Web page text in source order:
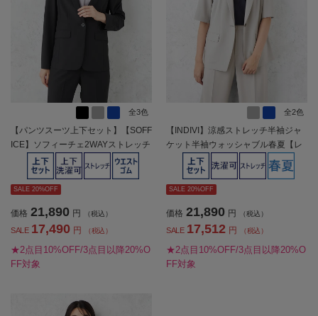
全3色
【パンツスーツ上下セット】【SOFF
ICE】ソフィーチェ2WAYストレッチ
ジャケットパンツセットストレッチ
セットアップ春夏【レディース】
SALE 20%OFF
価格 21,890 円 （税込）
SALE 17,490 円 （税込）
★2点目10%OFF/3点目以降20%O
FF対象
全2色
【INDIVI】涼感ストレッチ半袖ジャ
ケット半袖ウォッシャブル春夏【レ
ディース】
SALE 20%OFF
価格 21,890 円 （税込）
SALE 17,512 円 （税込）
★2点目10%OFF/3点目以降20%O
FF対象